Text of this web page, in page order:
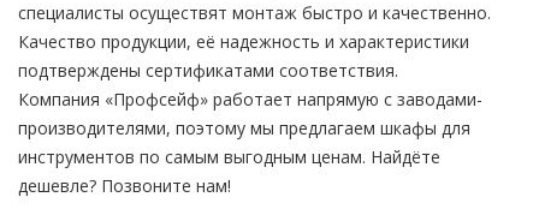
специалисты осуществят монтаж быстро и качественно.
Качество продукции, её надежность и характеристики
подтверждены сертификатами соответствия.
Компания «Профсейф» работает напрямую с заводами-
производителями, поэтому мы предлагаем шкафы для
инструментов по самым выгодным ценам. Найдёте
дешевле? Позвоните нам!